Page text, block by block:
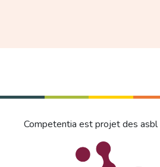
Competentia est projet des